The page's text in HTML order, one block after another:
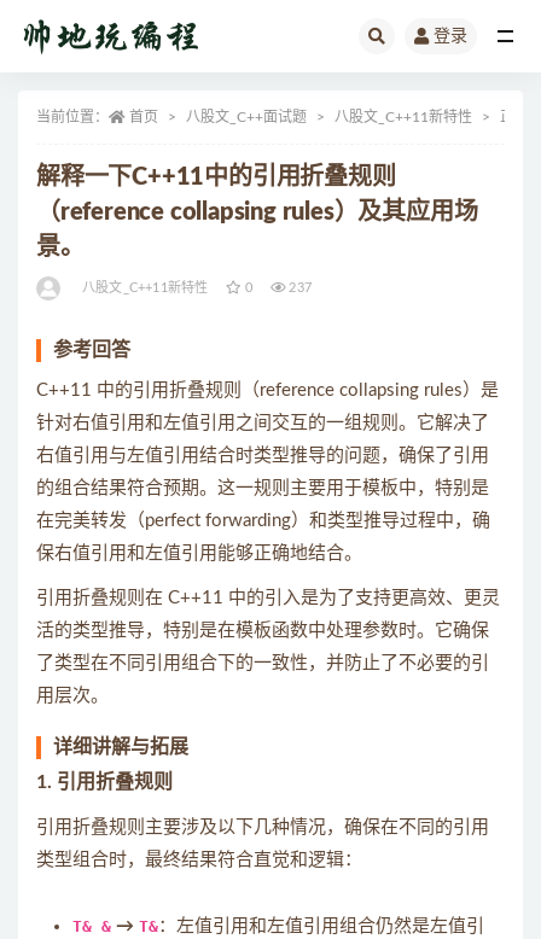
登录
当前位置： 首页 八股文_C++面试题 八股文_C++11新特性 正文
解释一下C++11中的引用折叠规则
（reference collapsing rules）及其应用场
景。
八股文_C++11新特性 0 237
参考回答
C++11 中的引用折叠规则（reference collapsing rules）是
针对右值引用和左值引用之间交互的一组规则。它解决了
右值引用与左值引用结合时类型推导的问题，确保了引用
的组合结果符合预期。这一规则主要用于模板中，特别是
在完美转发（perfect forwarding）和类型推导过程中，确
保右值引用和左值引用能够正确地结合。
引用折叠规则在 C++11 中的引入是为了支持更高效、更灵
活的类型推导，特别是在模板函数中处理参数时。它确保
了类型在不同引用组合下的一致性，并防止了不必要的引
用层次。
详细讲解与拓展
1. 引用折叠规则
引用折叠规则主要涉及以下几种情况，确保在不同的引用
类型组合时，最终结果符合直觉和逻辑：
T& & → T&：左值引用和左值引用组合仍然是左值引